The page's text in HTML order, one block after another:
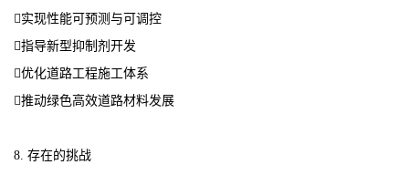
实现性能可预测与可调控
指导新型抑制剂开发
优化道路工程施工体系
推动绿色高效道路材料发展
8. 存在的挑战